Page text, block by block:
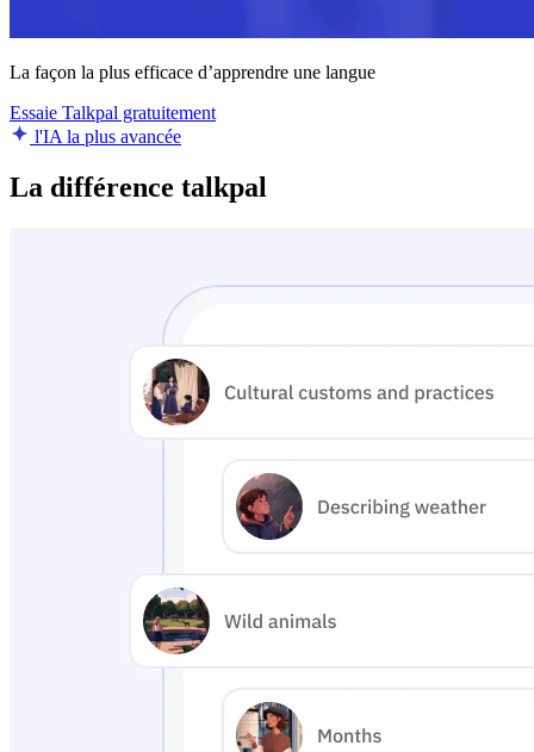
La façon la plus efficace d’apprendre une langue
Essaie Talkpal gratuitement
l'IA la plus avancée
La différence talkpal